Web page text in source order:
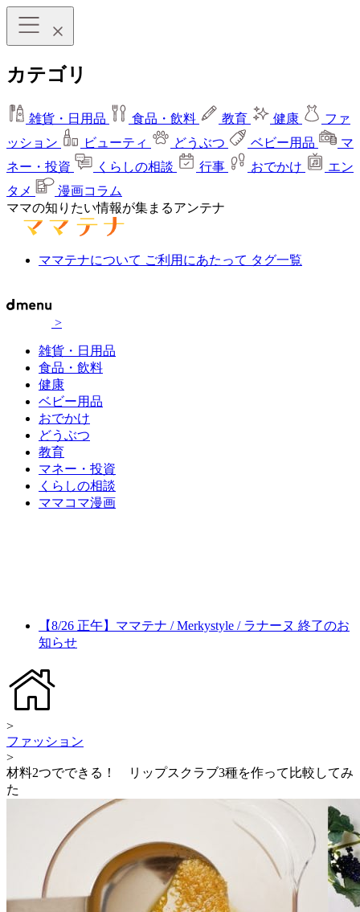
カテゴリ
雑貨・日用品 食品・飲料 教育 健康
ファ
ッション
ビューティ どうぶつ ベビー用品
マ
ネー・投資
くらしの相談 行事 おでかけ
エン
タメ
漫画コラム
ママの知りたい情報が集まるアンテナ
ママテナについて ご利用にあたって タグ一覧
>
雑貨・日用品
食品・飲料
健康
ベビー用品
おでかけ
どうぶつ
教育
マネー・投資
くらしの相談
ママコマ漫画
【8/26 正午】ママテナ / Merkystyle / ラナーヌ 終了のお
知らせ
>
ファッション
>
材料2つでできる！ リップスクラブ3種を作って比較してみ
た